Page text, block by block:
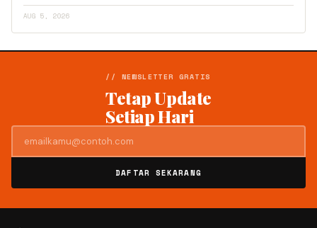
AUG 5, 2026
// NEWSLETTER GRATIS
Tetap Update
Setiap Hari
DAFTAR SEKARANG